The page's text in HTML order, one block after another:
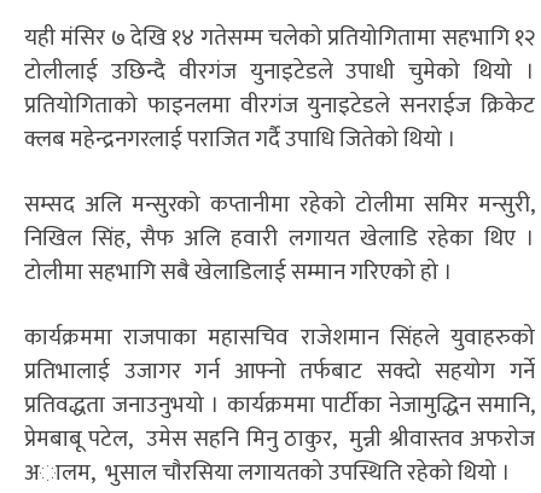
यही मंसिर ७ देखि १४ गतेसम्म चलेको प्रतियोगितामा सहभागि १२
टोलीलाई उछिन्दै वीरगंज युनाइटेडले उपाधी चुमेको थियो ।
प्रतियोगिताको फाइनलमा वीरगंज युनाइटेडले सनराईज क्रिकेट
क्लब महेन्द्रनगरलाई पराजित गर्दै उपाधि जितेको थियो ।
सम्सद अलि मन्सुरको कप्तानीमा रहेको टोलीमा समिर मन्सुरी,
निखिल सिंह, सैफ अलि हवारी लगायत खेलाडि रहेका थिए ।
टोलीमा सहभागि सबै खेलाडिलाई सम्मान गरिएको हो ।
कार्यक्रममा राजपाका महासचिव राजेशमान सिंहले युवाहरुको
प्रतिभालाई उजागर गर्न आफ्नो तर्फबाट सक्दो सहयोग गर्ने
प्रतिवद्धता जनाउनुभयो । कार्यक्रममा पार्टीका नेजामुद्धिन समानि,
प्रेमबाबू पटेल, उमेस सहनि मिनु ठाकुर, मुन्नी श्रीवास्तव अफराेज
अालम, भुसाल चाैरसिया लगायतको उपस्थिति रहेको थियो ।